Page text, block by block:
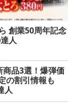
創業50周年記念
人
商品3選！爆弾価
の割引情報も
人